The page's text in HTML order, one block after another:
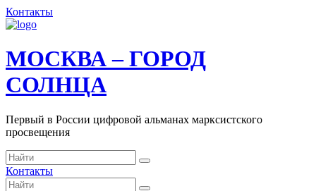
Контакты
МОСКВА – ГОРОД
СОЛНЦА
Первый в России цифровой альманах марксистского
просвещения
Контакты